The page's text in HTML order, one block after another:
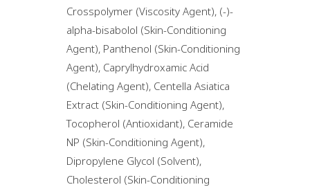
Crosspolymer (Viscosity Agent), (-)-
alpha-bisabolol (Skin-Conditioning
Agent), Panthenol (Skin-Conditioning
Agent), Caprylhydroxamic Acid
(Chelating Agent), Centella Asiatica
Extract (Skin-Conditioning Agent),
Tocopherol (Antioxidant), Ceramide
NP (Skin-Conditioning Agent),
Dipropylene Glycol (Solvent),
Cholesterol (Skin-Conditioning